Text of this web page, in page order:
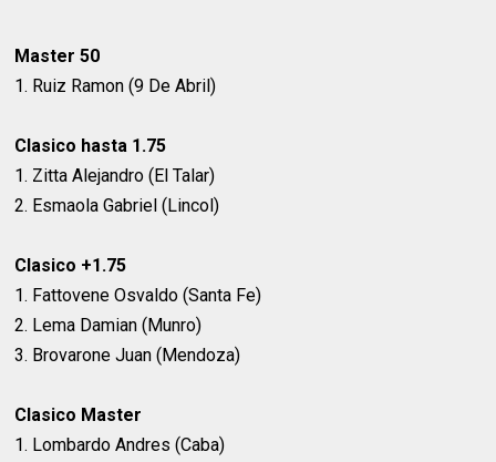
Master 50
1. Ruiz Ramon (9 De Abril)
Clasico hasta 1.75
1. Zitta Alejandro (El Talar)
2. Esmaola Gabriel (Lincol)
Clasico +1.75
1. Fattovene Osvaldo (Santa Fe)
2. Lema Damian (Munro)
3. Brovarone Juan (Mendoza)
Clasico Master
1. Lombardo Andres (Caba)